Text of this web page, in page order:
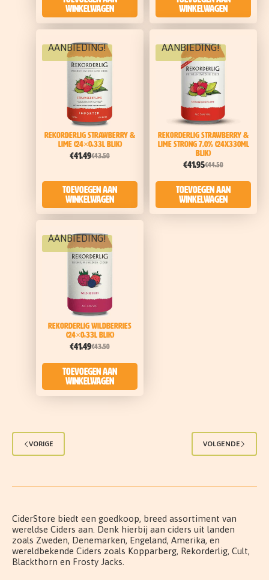
winkelwagen
winkelwagen
AANBIEDING!
Rekorderlig Strawberry &
Lime (24×0,33l blik)
€43,50
€41,49
Toevoegen aan
winkelwagen
AANBIEDING!
Rekorderlig Strawberry &
Lime Strong 7.0% (24x330ml
blik)
€44,50
€41,95
Toevoegen aan
winkelwagen
AANBIEDING!
Rekorderlig Wildberries
(24×0,33l blik)
€43,50
€41,49
Toevoegen aan
winkelwagen
VORIGE VOLGENDE
CiderStore biedt een goedkoop, breed assortiment van
wereldse Ciders aan. Denk hierbij aan ciders uit landen
zoals Zweden, Denemarken, Engeland, Amerika, en
wereldbekende Ciders zoals Kopparberg, Rekorderlig, Cult,
Blackthorn en Frosty Jacks.